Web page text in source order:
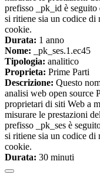
prefisso _pk_id è seguito
si ritiene sia un codice
cookie.
Durata: 1 anno
Nome: _pk_ses.1.ec45
Tipologia: analitico
Proprieta: Prime Parti
Descrizione: Questo
analisi web open source
proprietari di siti Web a
misurare le prestazioni
prefisso _pk_ses è
si ritiene sia un codice
cookie.
Durata: 30 minuti